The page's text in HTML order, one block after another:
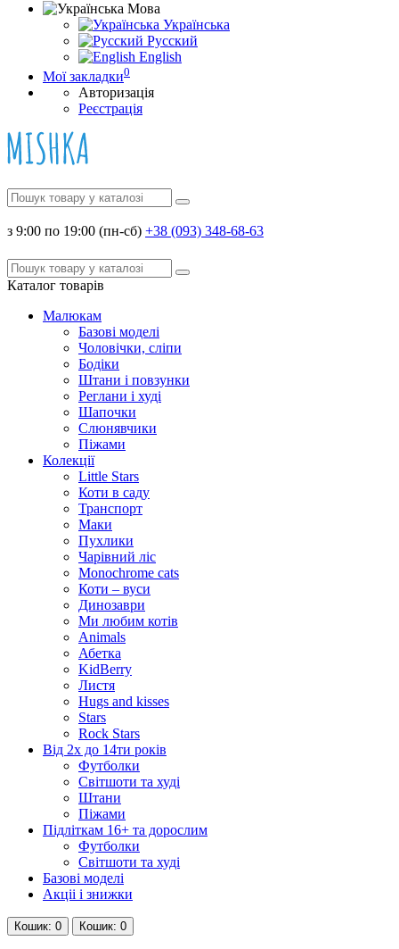
Мова
Українська
Русский
English
Мої закладки0
Авторизація
Реєстрація
з 9:00 по 19:00 (пн-сб) +38 (093) 348-68-63
Каталог товарів
Малюкам
Базові моделі
Чоловічки, сліпи
Бодіки
Штани і повзунки
Реглани і худі
Шапочки
Слюнявчики
Піжами
Колекції
Little Stars
Коти в саду
Транспорт
Маки
Пухлики
Чарівний ліс
Monochrome cats
Коти – вуси
Динозаври
Ми любим котів
Animals
Абетка
KidBerry
Листя
Hugs and kisses
Stars
Rock Stars
Від 2х до 14ти років
Футболки
Світшоти та худі
Штани
Піжами
Підліткам 16+ та дорослим
Футболки
Світшоти та худі
Базові моделі
Акціі і знижки
Кошик: 0 Кошик: 0